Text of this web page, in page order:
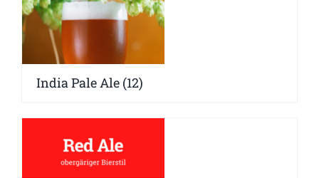
India Pale Ale (12)